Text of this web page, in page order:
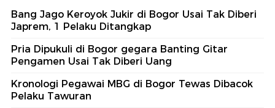
Bang Jago Keroyok Jukir di Bogor Usai Tak Diberi
Japrem, 1 Pelaku Ditangkap
Pria Dipukuli di Bogor gegara Banting Gitar
Pengamen Usai Tak Diberi Uang
Kronologi Pegawai MBG di Bogor Tewas Dibacok
Pelaku Tawuran